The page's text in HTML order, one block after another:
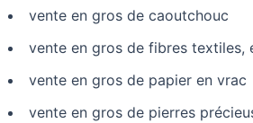
vente en gros de caoutchouc
vente en gros de fibres textiles,
vente en gros de papier en vrac
vente en gros de pierres